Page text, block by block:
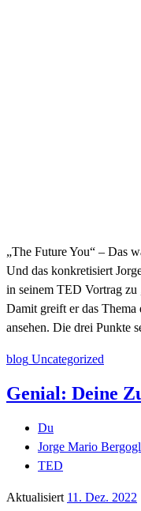
„The Future You“ – Das
Und das konkretisiert
in seinem TED Vortrag
Damit greift er das
ansehen. Die drei Punkte
blog Uncategorized
Genial: Deine
Du
Jorge Mario
TED
Aktualisiert 11. Dez. 2022